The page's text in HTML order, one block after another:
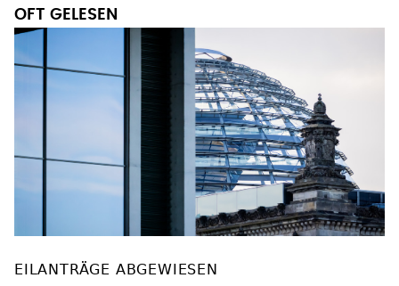
OFT GELESEN
EILANTRÄGE ABGEWIESEN